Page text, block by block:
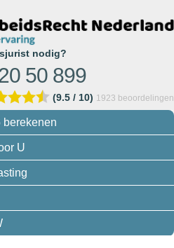
nodig?
50 899
(9.5 / 10) 1923 beoordelingen
berekenen
U